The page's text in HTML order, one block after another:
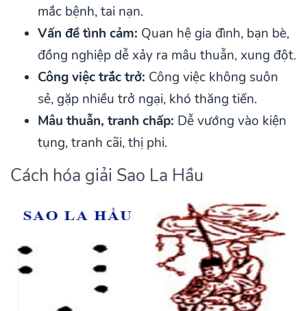
mắc bệnh, tai nạn.
Vấn đề tình cảm: Quan hệ gia đình, bạn bè,
đồng nghiệp dễ xảy ra mâu thuẫn, xung đột.
Công việc trắc trở: Công việc không suôn
sẻ, gặp nhiều trở ngại, khó thăng tiến.
Mâu thuẫn, tranh chấp: Dễ vướng vào kiện
tụng, tranh cãi, thị phi.
Cách hóa giải Sao La Hầu